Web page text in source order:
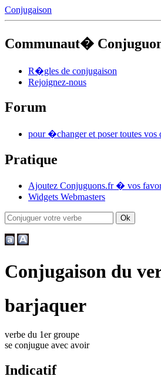
Conjugaison
Communaut�
R�gles de conjugaison
Rejoignez-nous
Forum
pour �changer et poser toutes vos
Pratique
Ajoutez Conjuguons.fr � vos
Widgets Webmasters
Conjugaison du
barjaquer
verbe du 1er groupe
se conjugue avec avoir
Indicatif